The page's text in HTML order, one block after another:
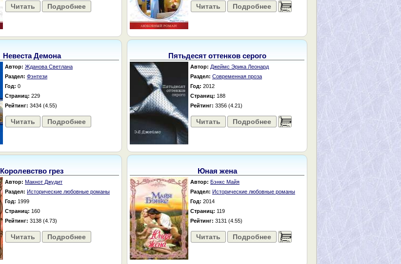
Читать Подробнее Читать Подробнее ......
Невеста Демона
Автор: Жданова Светлана
Раздел: Фэнтези
Год: 0
Страниц: 229
Рейтинг: 3434 (4.55)
Читать Подробнее
Пятьдесят оттенков серого
Автор: Джеймс Эрика Леонард
Раздел: Современная проза
Год: 2012
Страниц: 188
Рейтинг: 3356 (4.21)
Читать Подробнее ......
Королевство грез
Автор: Макнот Джудит
Раздел: Исторические любовные романы
Год: 1999
Страниц: 160
Рейтинг: 3138 (4.73)
Читать Подробнее
Юная жена
Автор: Бэнкс Майя
Раздел: Исторические любовные романы
Год: 2014
Страниц: 119
Рейтинг: 3131 (4.55)
Читать Подробнее ......